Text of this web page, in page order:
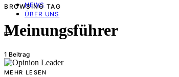
NEWS
ÜBER UNS
BROWSING TAG
Meinungsführer
1 Beitrag
MEHR LESEN